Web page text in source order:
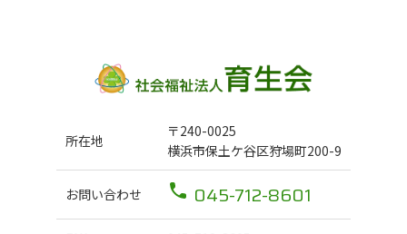
所在地
〒240-0025
横浜市保土ケ谷区狩場町200-9
お問い合わせ 045-712-8601